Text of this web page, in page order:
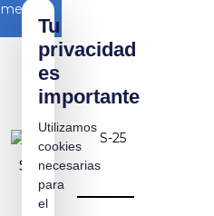
S-25
Tu
privacidad
es
importante
Utilizamos
cookies
necesarias
para
el